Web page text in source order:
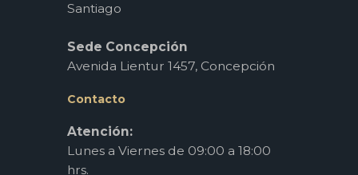
Santiago
Sede Concepción
Avenida Lientur 1457, Concepción
Contacto
Atención:
Lunes a Viernes de 09:00 a 18:00
hrs.